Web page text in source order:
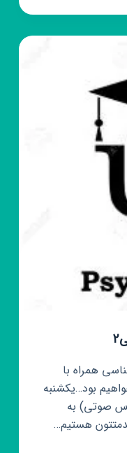
همراه با
بود…یکشنبه
صوتی) به
هستیم…